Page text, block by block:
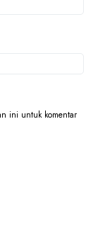
ini untuk komentar